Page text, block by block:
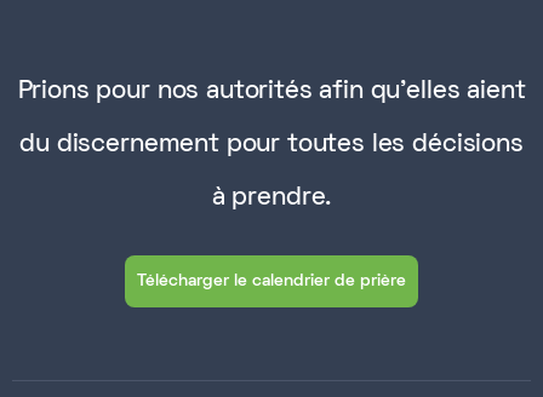
Prions pour nos autorités afin qu'elles aient
du discernement pour toutes les décisions
à prendre.
Télécharger le calendrier de prière